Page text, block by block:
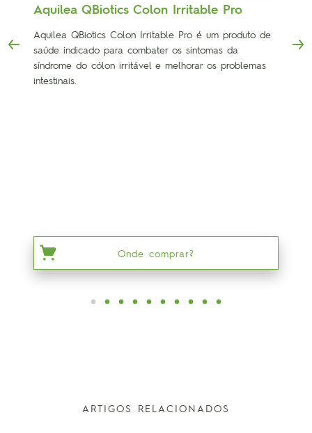
Aquilea QBiotics Colon Irritable Pro
Aquilea QBiotics Colon Irritable Pro é um produto de
saúde indicado para combater os sintomas da
síndrome do cólon irritável e melhorar os problemas
intestinais.
Onde comprar?
ARTIGOS RELACIONADOS